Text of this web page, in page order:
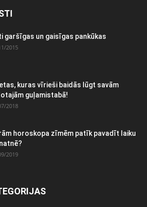
garšīgas un gaisīgas pankūkas
2015
kuras vīrieši baidās lūgt savām
guļamistabā!
2018
horoskopa zīmēm patīk pavadīt laiku
2019